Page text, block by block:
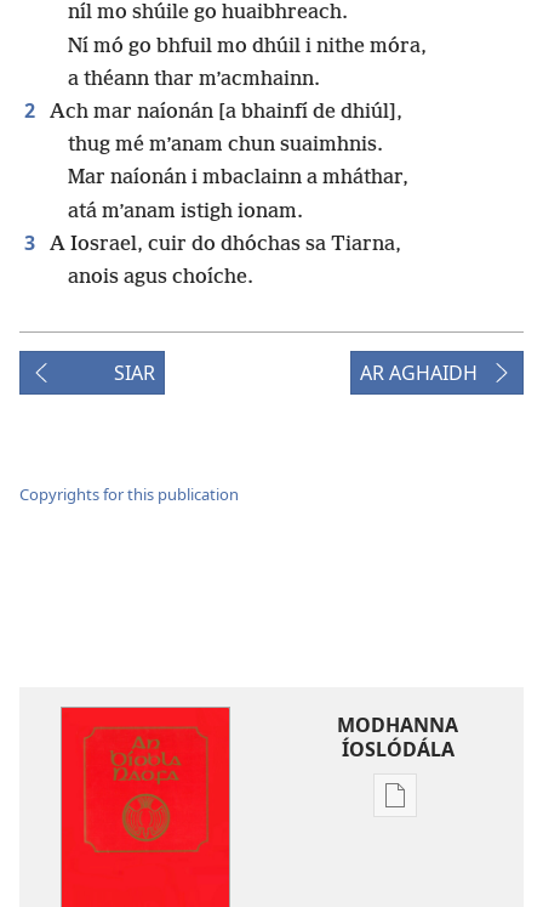
níl mo shúile go huaibhreach.
Ní mó go bhfuil mo dhúil i nithe móra,
a théann thar m’acmhainn.
2
Ach mar naíonán [a bhainfí de dhiúl],
thug mé m’anam chun suaimhnis.
Mar naíonán i mbaclainn a mháthar,
atá m’anam istigh ionam.
3
A Iosrael, cuir do dhóchas sa Tiarna,
anois agus choíche.
SIAR AR AGHAIDH
Copyrights for this publication
MODHANNA
ÍOSLÓDÁLA
Modhanna